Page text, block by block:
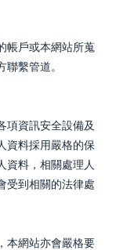
帳戶或本網站所蒐
繫管道。
項資訊安全設備及
資料採用嚴格的保
資料，相關處理人
受到相關的法律處
本網站亦會嚴格要